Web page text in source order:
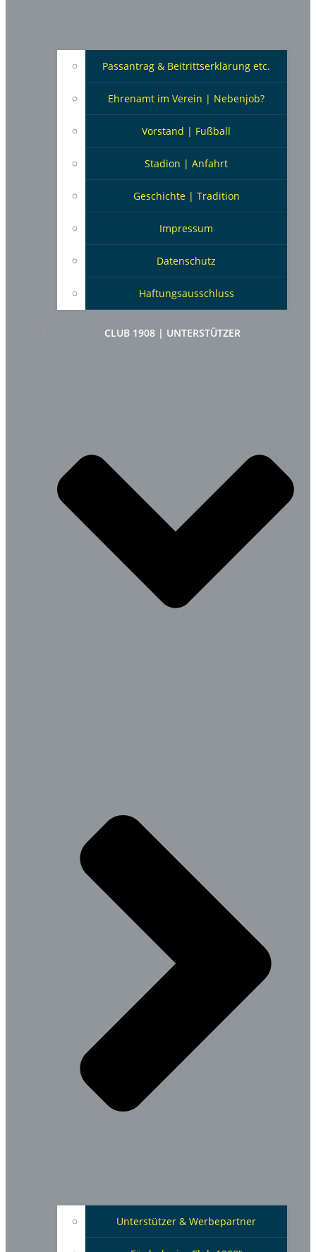
Passantrag & Beitrittserklärung etc.
Ehrenamt im Verein | Nebenjob?
Vorstand | Fußball
Stadion | Anfahrt
Geschichte | Tradition
Impressum
Datenschutz
Haftungsausschluss
CLUB 1908 | UNTERSTÜTZER
Unterstützer & Werbepartner